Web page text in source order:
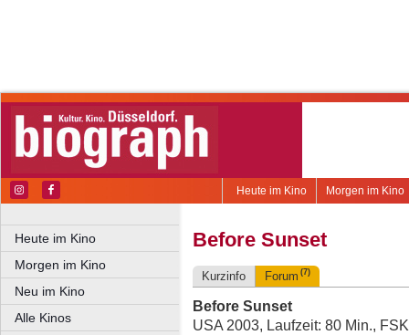
Morgen im Kino
Heute im Kino
Heute im Kino
Morgen im Kino
Neu im Kino
Alle Kinos
Before Sunset
Kurzinfo Forum (7)
Before Sunset
USA 2003, Laufzeit: 80 Min.,